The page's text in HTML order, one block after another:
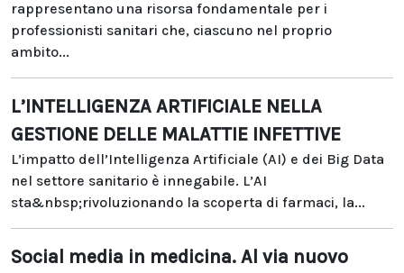
rappresentano una risorsa fondamentale per i
professionisti sanitari che, ciascuno nel proprio
ambito...
L’INTELLIGENZA ARTIFICIALE NELLA
GESTIONE DELLE MALATTIE INFETTIVE
L’impatto dell’Intelligenza Artificiale (AI) e dei Big Data
nel settore sanitario è innegabile. L’AI
sta&nbsp;rivoluzionando la scoperta di farmaci, la...
Social media in medicina. Al via nuovo